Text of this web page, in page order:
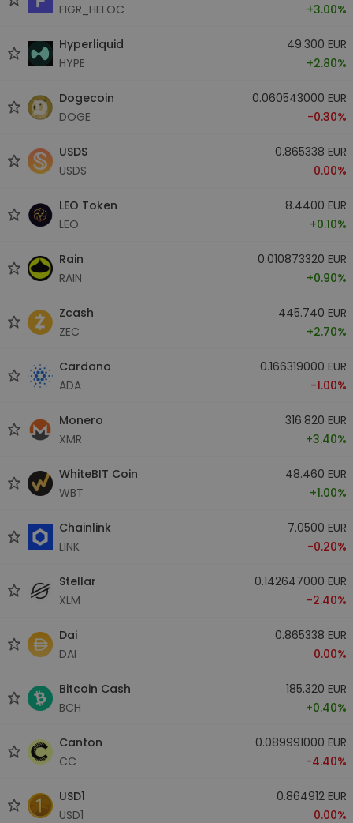
FIGR_HELOC
+3.00%
Hyperliquid
HYPE
49.300 EUR
+2.80%
Dogecoin
DOGE
0.060543000 EUR
-0.30%
USDS
USDS
0.865338 EUR
0.00%
LEO Token
LEO
8.4400 EUR
+0.10%
Rain
RAIN
0.010873320 EUR
+0.90%
Zcash
ZEC
445.740 EUR
+2.70%
Cardano
ADA
0.166319000 EUR
-1.00%
Monero
XMR
316.820 EUR
+3.40%
WhiteBIT Coin
WBT
48.460 EUR
+1.00%
Chainlink
LINK
7.0500 EUR
-0.20%
Stellar
XLM
0.142647000 EUR
-2.40%
Dai
DAI
0.865338 EUR
0.00%
Bitcoin Cash
BCH
185.320 EUR
+0.40%
Canton
CC
0.089991000 EUR
-4.40%
USD1
USD1
0.864912 EUR
0.00%